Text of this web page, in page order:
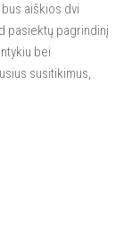
aiškios dvi
pasiektų pagrindinį
bei
susitikimus,